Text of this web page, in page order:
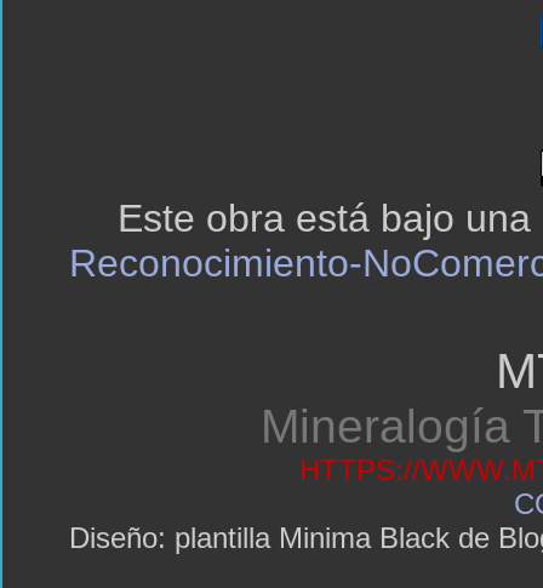
Este obra está bajo una
Reconocimiento-
Mineralogía
HTTPS://
Diseño: plantilla Minima Black de